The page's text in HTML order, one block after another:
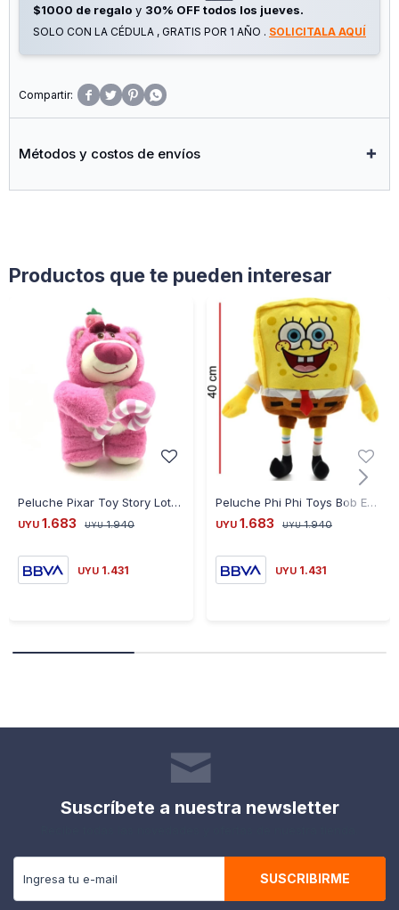
$1000 de regalo y 30% OFF todos los jueves.
SOLO CON LA CÉDULA , GRATIS POR 1 AÑO . SOLICITALA AQUÍ
   
Métodos y costos de envíos
Productos que te pueden interesar
Peluche Pixar Toy Story Lotso 40 cm
UYU 1.683 UYU 1.940
UYU 1.431
Peluche Phi Phi Toys Bob Esponja 40 cm
UYU 1.683 UYU 1.940
UYU 1.431
Suscríbete a nuestra newsletter
SUSCRIBIRME